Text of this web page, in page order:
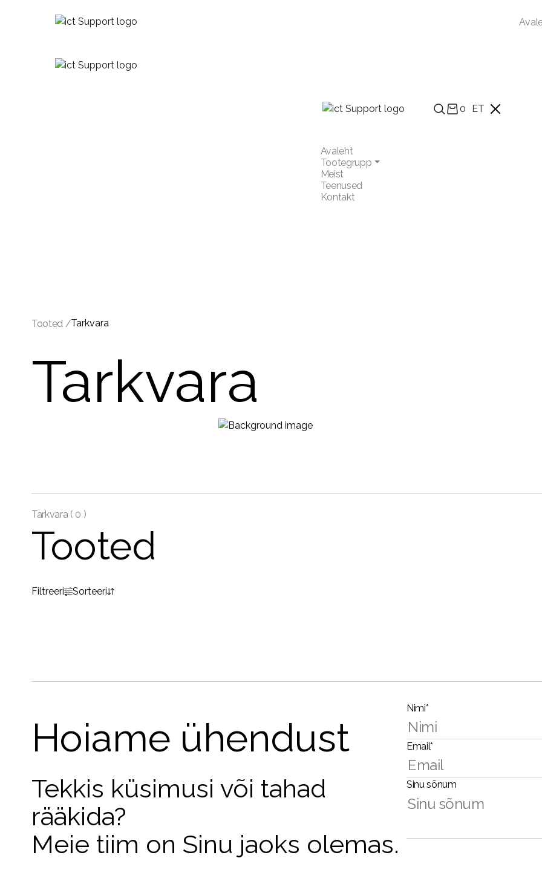
0 ET
Avaleht
Tootegrupp
Meist
Teenused
Kontakt
Tooted /Tarkvara
Tarkvara
Tarkvara ( 0 )
Tooted
Filtreeri Sorteeri
Hoiame ühendust
Tekkis küsimusi või tahad
rääkida?
Meie tiim on Sinu jaoks olemas.
Nimi*
Email*
Sinu sõnum